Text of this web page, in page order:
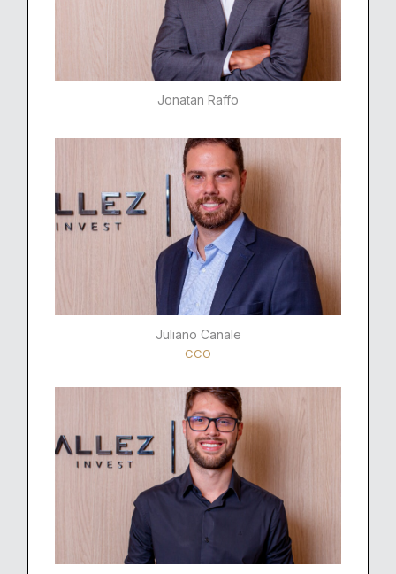
Jonatan Raffo
Juliano Canale
CCO